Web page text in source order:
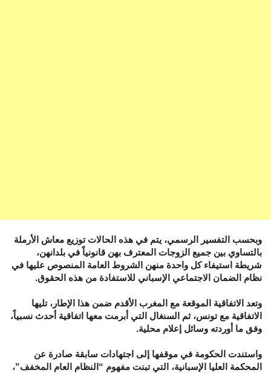
وبحسب التفسير الرسمي، يتم في هذه الحالات توزيع معاش الأرملة
بالتساوي بين جميع الزوجات المعترف بهن قانونياً في بلدانهن،
شريطة استيفاء كل واحدة منهن الشروط العامة المنصوص عليها في
نظام الضمان الاجتماعي الإسباني للاستفادة من هذه الحقوق.
وتعد الاتفاقية الموقعة مع المغرب الأقدم ضمن هذا الإطار، تليها
الاتفاقية مع تونس، ثم السنغال التي أبرمت معها اتفاقية أحدث نسبياً،
وفق ما أوردته وسائل إعلام محلية.
واستندت الحكومة في موقفها إلى اجتهادات سابقة صادرة عن
المحكمة العليا الإسبانية، التي تبنت مفهوم “النظام العام المخفف”،